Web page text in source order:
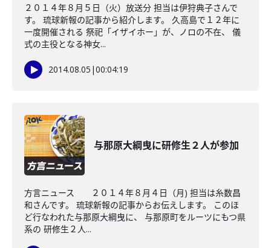
２０１４年８月５日（火）放送分 担当は伊狩典子さんで
す。 琉球新報の記事から紹介します。 久高島で１２年に
一度開催される 祭祀「イザイホー」が、ノロの不在、 儀
式の主役となる神女...
2014.08.05 |00:04:19
与那原大綱曳に研修生２人が参加
方言ニュース ２０１４年８月４日（月) 担当は糸数昌
和さんです。 琉球新報の記事からお伝えします。 このほ
ど行なわれた与那原大綱曳に、 与那原町をルーツにもつ県
系の 研修生２人...